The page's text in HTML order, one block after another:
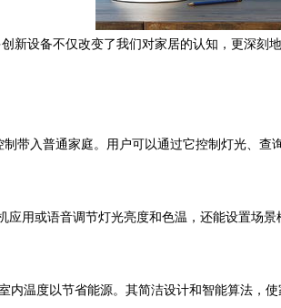
新设备不仅改变了我们对家居的认知，更深
带入普通家庭。用户可以通过它控制灯光、查
用或语音调节灯光亮度和色温，还能设置场景
温度以节省能源。其简洁设计和智能算法，使